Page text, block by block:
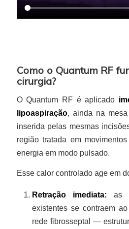
Como o Quantum RF
cirurgia?
O Quantum RF é aplicado
lipoaspiração, ainda na
inserida pelas mesmas
região tratada em
energia em modo pulsado.
Esse calor controlado age em
Retração imediata: as
existentes se contraem
rede fibrosseptal —